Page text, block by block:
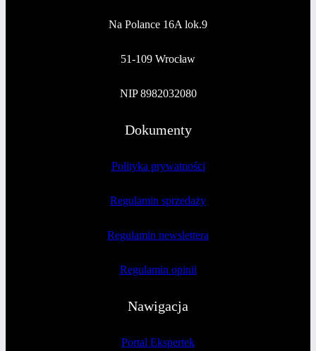
Na Polance 16A lok.9
51-109 Wrocław
NIP 8982032080
Dokumenty
Polityka prywatności
Regulamin sprzedaży
Regulamin newslettera
Regulamin opinii
Nawigacja
Portal Ekspertek